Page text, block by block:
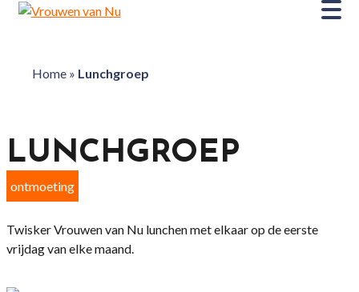
Home» Lunchgroep
LUNCHGROEP
ontmoeting
Twisker Vrouwen van Nu lunchen met elkaar op de eerste
vrijdag van elke maand.